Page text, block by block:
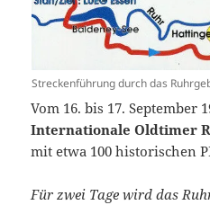
Streckenführung durch das
Vom 16. bis 17. September
Internationale Oldtimer
mit etwa 100 historischen
Für zwei Tage wird das